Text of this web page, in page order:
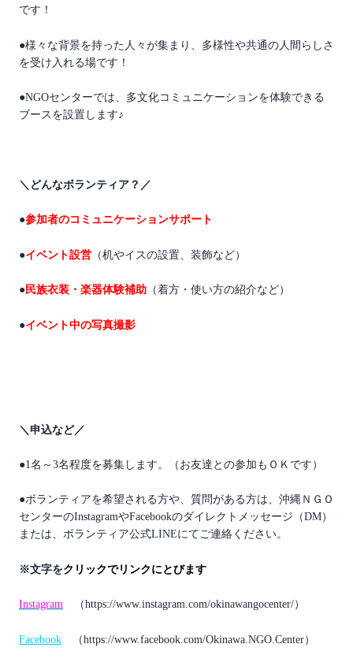
です！
●様々な背景を持った人々が集まり、多様性や共通の人間らしさ
を受け入れる場です！
●NGOセンターでは、多文化コミュニケーションを体験できる
ブースを設置します♪
＼どんなボランティア？／
●参加者のコミュニケーションサポート
●イベント設営 （机やイスの設置、装飾など）
●民族衣装・楽器体験補助 （着方・使い方の紹介など）
●イベント中の写真撮影
＼申込など／
●1名～3名程度を募集します。（お友達との参加もＯＫです）
●ボランティアを希望される方や、質問がある方は、沖縄ＮＧＯ
センターのInstagramやFacebookのダイレクトメッセージ（DM）
または、 ボランティア公式LINEにてご連絡ください。
※文字をクリックでリンクにとびます
Instagram （https://www.instagram.com/okinawangocenter/）
Facebook （https://www.facebook.com/Okinawa.NGO.Center）